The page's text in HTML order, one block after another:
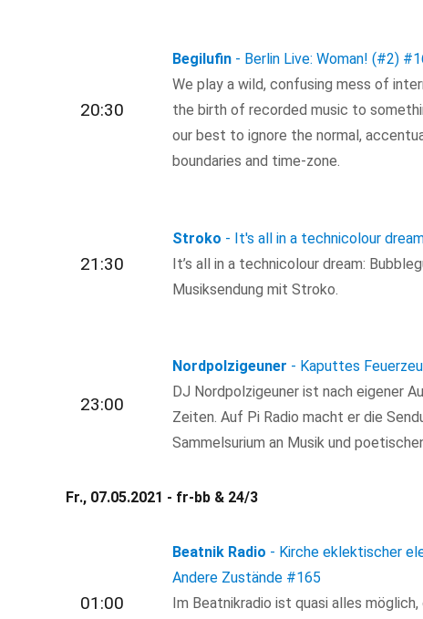
20:30
Begilufin - Berlin Live: Woman! (#2)
We play a wild, confusing mess of
the birth of recorded music to
our best to ignore the normal,
boundaries and time-zone.
21:30
Stroko - It's all in a technicolour
It’s all in a technicolour dream:
Musiksendung mit Stroko.
23:00
Nordpolzigeuner - Kaputtes
DJ Nordpolzigeuner ist nach eigener
Zeiten. Auf Pi Radio macht er die
Sammelsurium an Musik und
Fr., 07.05.2021 - fr-bb & 24/3
01:00
Beatnik Radio - Kirche eklektischer
Andere Zustände #165
Im Beatnikradio ist quasi alles